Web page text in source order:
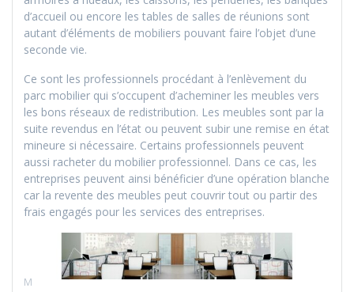
d’accueil ou encore les tables de salles de réunions sont
autant d’éléments de mobiliers pouvant faire l’objet d’une
seconde vie.
Ce sont les professionnels procédant à l’enlèvement du
parc mobilier qui s’occupent d’acheminer les meubles vers
les bons réseaux de redistribution. Les meubles sont par la
suite revendus en l’état ou peuvent subir une remise en état
mineure si nécessaire. Certains professionnels peuvent
aussi racheter du mobilier professionnel. Dans ce cas, les
entreprises peuvent ainsi bénéficier d’une opération blanche
car la revente des meubles peut couvrir tout ou partir des
frais engagés pour les services des entreprises.
M